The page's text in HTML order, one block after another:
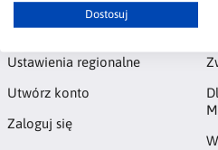
Dostosuj
Kontakt
Ustawienia regionalne
Utwórz konto
Zaloguj się